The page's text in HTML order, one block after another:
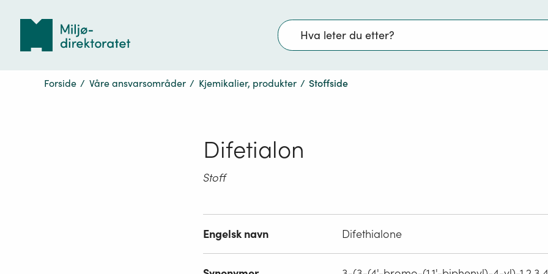
Søk
Forside / Våre ansvarsområder / Kjemikalier, produkter / Stoffside
Difetialon
Stoff
Engelsk navn Difethialone